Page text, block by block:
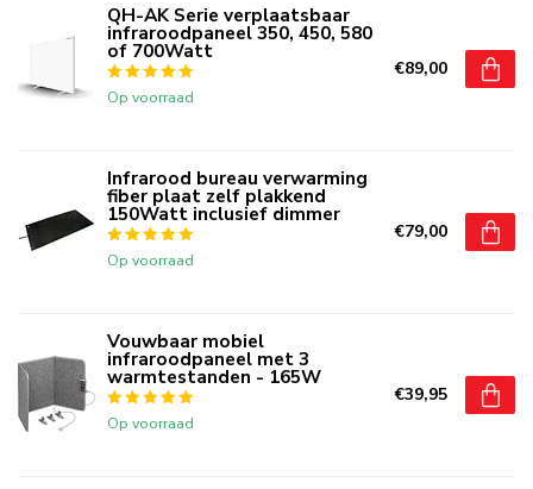
QH-AK Serie verplaatsbaar
infraroodpaneel 350, 450, 580
of 700Watt
Op voorraad
€89,00
Infrarood bureau verwarming
fiber plaat zelf plakkend
150Watt inclusief dimmer
Op voorraad
€79,00
Vouwbaar mobiel
infraroodpaneel met 3
warmtestanden - 165W
Op voorraad
€39,95